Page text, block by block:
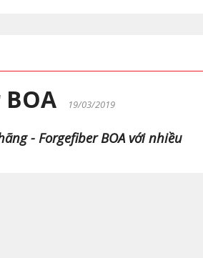
19/03/2019
- Forgefiber BOA với nhiều